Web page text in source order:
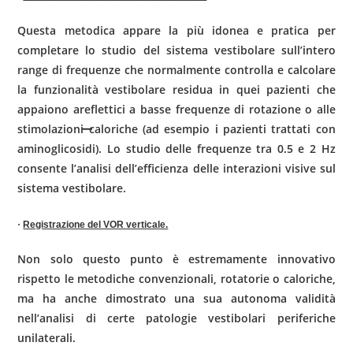
Questa metodica appare la più idonea e pratica per
completare lo studio del sistema vestibolare sull’intero
range di frequenze che normalmente controlla e calcolare
la funzionalità vestibolare residua in quei pazienti che
appaiono areflettici a basse frequenze di rotazione o alle
stimolazioni caloriche (ad esempio i pazienti trattati con
aminoglicosidi). Lo studio delle frequenze tra 0.5 e 2 Hz
consente l’analisi dell’efficienza delle inte­razioni visive sul
sistema vestibolare.
· Registrazione del VOR verticale.
Non solo questo punto è estremamen­te innovativo
rispetto le metodiche convenzionali, rotatorie o caloriche,
ma ha anche dimostrato una sua autonoma validità
nell’analisi di certe patologie vesti­bolari periferiche
unilaterali.